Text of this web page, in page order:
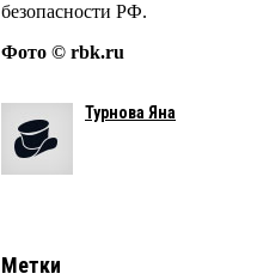
безопасности РФ.
Фото © rbk.ru
Турнова Яна
Метки